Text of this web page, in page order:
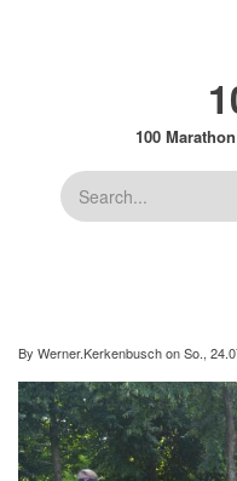
100
Suche
By Werner.KerkenbuschonSo.,